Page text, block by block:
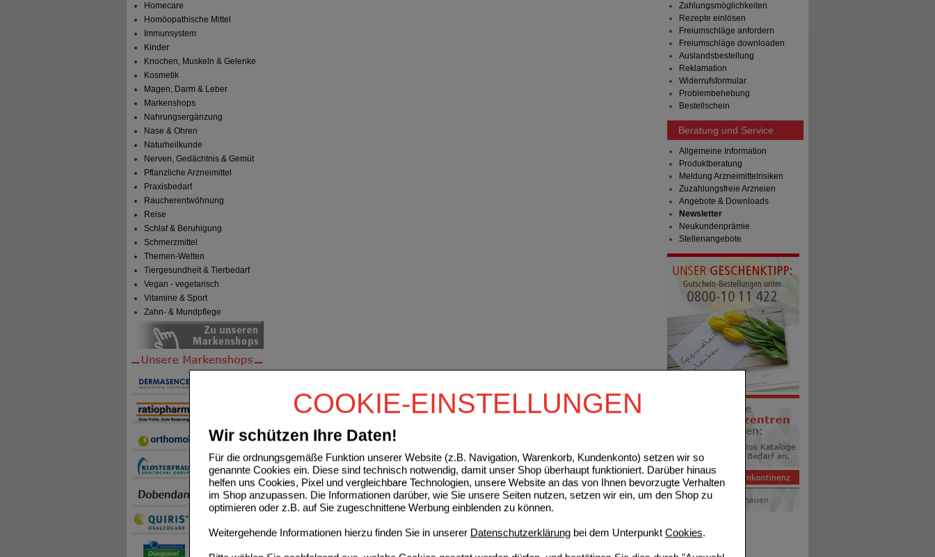
COOKIE-EINSTELLUNGEN
Wir schützen Ihre Daten!
Für die ordnungsgemäße Funktion unserer Website (z.B. Navigation, Warenkorb, Kundenkonto) setzen wir so
genannte Cookies ein. Diese sind technisch notwendig, damit unser Shop überhaupt funktioniert. Darüber hinaus
helfen uns Cookies, Pixel und vergleichbare Technologien, unsere Website an das von Ihnen bevorzugte Verhalten
im Shop anzupassen. Die Informationen darüber, wie Sie unsere Seiten nutzen, setzen wir ein, um den Shop zu
optimieren oder z.B. auf Sie zugeschnittene Werbung einblenden zu können.
Weitergehende Informationen hierzu finden Sie in unserer Datenschutzerklärung bei dem Unterpunkt Cookies.
Homecare
Homöopathische Mittel
Immunsystem
Kinder
Knochen, Muskeln & Gelenke
Kosmetik
Magen, Darm & Leber
Markenshops
Nahrungsergänzung
Nase & Ohren
Naturheilkunde
Nerven, Gedächtnis & Gemüt
Pflanzliche Arzneimittel
Praxisbedarf
Raucherentwöhnung
Reise
Schlaf & Beruhigung
Schmerzmittel
Themen-Welten
Tiergesundheit & Tierbedarf
Vegan - vegetarisch
Vitamine & Sport
Zahn- & Mundpflege
Zahlungsmöglichkeiten
Rezepte einlösen
Freiumschläge anfordern
Freiumschläge downloaden
Auslandsbestellung
Reklamation
Widerrufsformular
Problembehebung
Bestellschein
Beratung und Service
Allgemeine Information
Produktberatung
Meldung Arzneimittelrisiken
Zuzahlungsfreie Arzneien
Angebote & Downloads
Newsletter
Neukundenprämie
Stellenangebote